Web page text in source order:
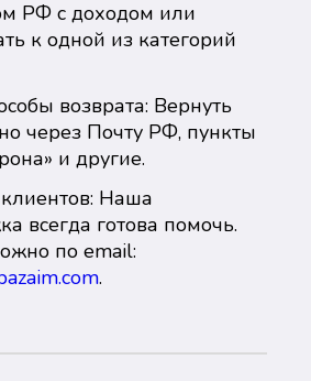
РФ с доходом или
к одной из категорий
возврата: Вернуть
через Почту РФ, пункты
и другие.
Наша
всегда готова помочь.
по email:
.